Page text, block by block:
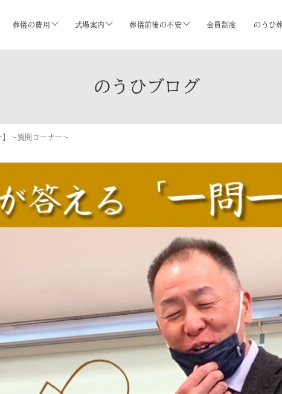
葬儀の費用 式場案内 葬儀前後の不安 会員制度 のうひ
のうひブログ
～質問コーナー～